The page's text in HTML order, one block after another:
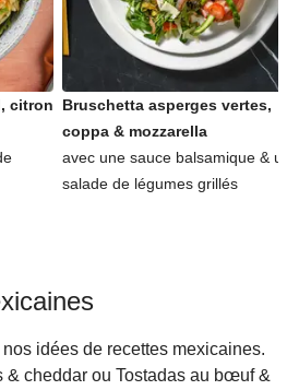
citron
Bruschetta asperges vertes,
coppa & mozzarella
avec une sauce balsamique &
salade de légumes grillés
nos idées de recettes mexicaines.
& cheddar ou Tostadas au bœuf &